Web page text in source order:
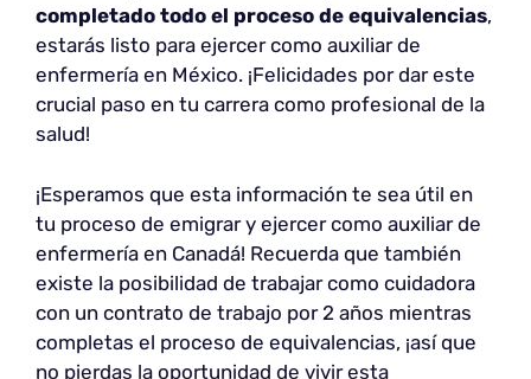
completado todo el proceso de equivalencias,
estarás listo para ejercer como auxiliar de
enfermería en México. ¡Felicidades por dar este
crucial paso en tu carrera como profesional de la
salud!
¡Esperamos que esta información te sea útil en
tu proceso de emigrar y ejercer como auxiliar de
enfermería en Canadá! Recuerda que también
existe la posibilidad de trabajar como cuidadora
con un contrato de trabajo por 2 años mientras
completas el proceso de equivalencias, ¡así que
no pierdas la oportunidad de vivir esta